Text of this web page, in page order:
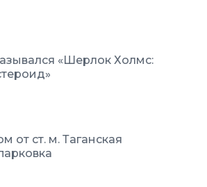
«Шерлок Холмс:
от ст. м. Таганская